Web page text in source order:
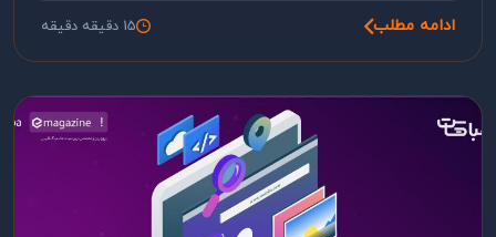
ادامه مطلب 15 دقیقه دقیقه